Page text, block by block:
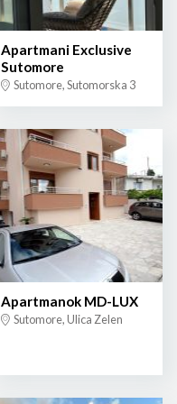
Apartmani Exclusive
Sutomore
Sutomore, Sutomorska 3
Apartmanok MD-LUX
Sutomore, Ulica Zelen